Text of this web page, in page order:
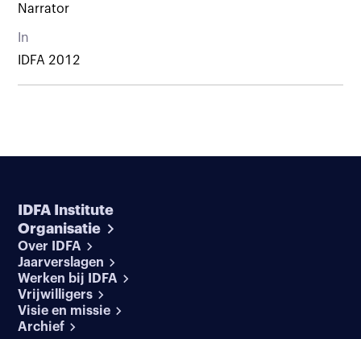
Narrator
In
IDFA 2012
IDFA Institute
Organisatie
Over IDFA
Jaarverslagen
Werken bij IDFA
Vrijwilligers
Visie en missie
Archief